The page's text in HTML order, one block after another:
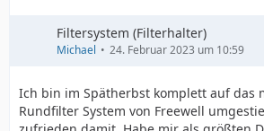
Filtersystem (Filterhalter)
Michael 24. Februar 2023 um 10:59
Ich bin im Spätherbst komplett auf das
Rundfilter System von Freewell